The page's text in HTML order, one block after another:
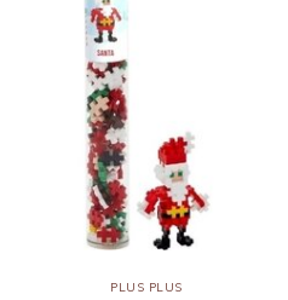
PLUS PLUS